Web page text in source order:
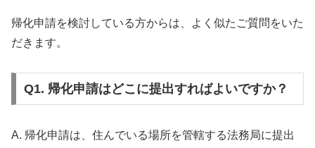
帰化申請を検討している方からは、よく似たご質問をいた
だきます。
Q1. 帰化申請はどこに提出すればよいですか？
A. 帰化申請は、住んでいる場所を管轄する法務局に提出